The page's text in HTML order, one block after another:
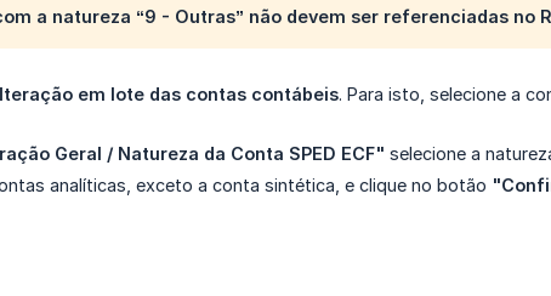
a natureza “9 - Outras” não devem ser referenciadas no
em lote das contas contábeis. Para isto, selecione a
Geral / Natureza da Conta SPED ECF" selecione a
analíticas, exceto a conta sintética, e clique no botão